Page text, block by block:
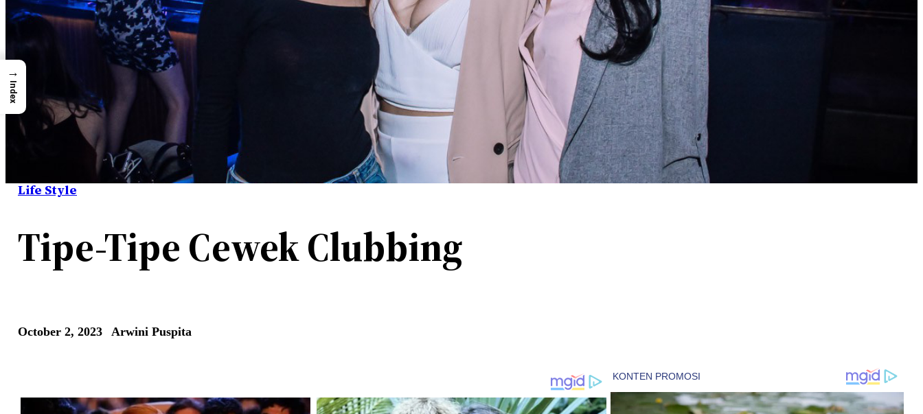
Life Style
Tipe-Tipe Cewek Clubbing
October 2, 2023 Arwini Puspita
→
Index